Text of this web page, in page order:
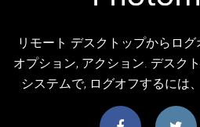
リモート デスクトップからログ
オプション, アクション. デスク
システムで, ログオフするには